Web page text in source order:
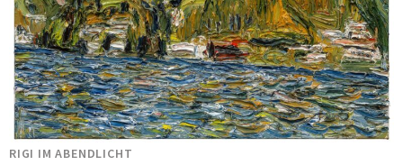
RIGI IM ABENDLICHT